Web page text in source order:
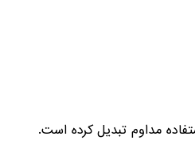
مداوم تبدیل کرده است.